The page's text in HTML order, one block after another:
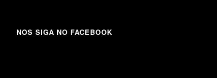
NOS SIGA NO FACEBOOK